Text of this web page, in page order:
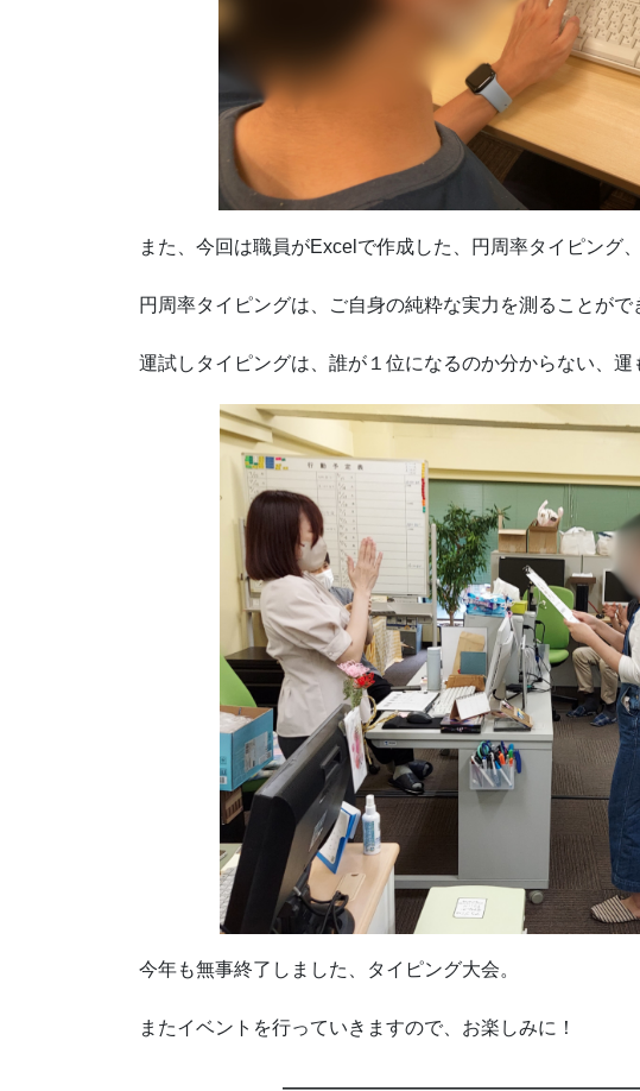
また、今回は職員がExcelで作成した、円周率タイピング
円周率タイピングは、ご自身の純粋な実力を測ることがで
運試しタイピングは、誰が１位になるのか分からない、運
今年も無事終了しました、タイピング大会。
またイベントを行っていきますので、お楽しみに！